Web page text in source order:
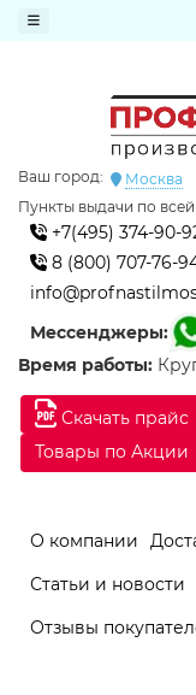
Скачать прайс
Товары по Акции
Ваш город:
Москва
Пункты выдачи по
+7(495) 374-90-
8 (800) 707-76-
Мессенджеры:
Время работы:
О компании
Статьи и новости
Отзывы